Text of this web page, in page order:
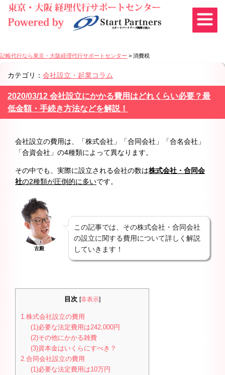
記帳代行なら東京・大阪経理代行サポートセンター > 消費税
カテゴリ： 会社設立・起業コラム
2020/03/12 会社設立にかかる費用はどれくらい必要？最
低金額・手続き方法などを解説！
会社設立の費用は、「株式会社」「合同会社」「合名会社」
「合資会社」の4種類によって異なります。
その中でも、実際に設立される会社の数は株式会社・合同会
社の2種類が圧倒的に多いです。
古殿
この記事では、その株式会社・合同会社
の設立に関する費用について詳しく解説
していきます！
目次 [非表示]
1.株式会社設立の費用
(1)必要な法定費用は242,000円
(2)その他にかかる雑費
(3)資本金はいくらにすべき？
2.合同会社設立の費用
(1)必要な法定費用は10万円